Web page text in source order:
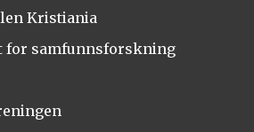
Kristiania
for samfunnsforskning